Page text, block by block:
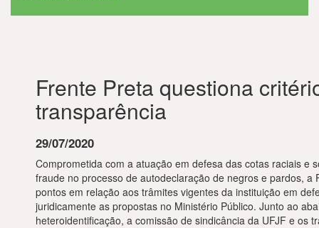
Frente Preta questiona
transparência
29/07/2020
Comprometida com a atuação em defesa das cotas raciais e
fraude no processo de autodeclaração de negros e pardos,
pontos em relação aos trâmites vigentes da instituição em
juridicamente as propostas no Ministério Público. Junto ao
heteroidentificação, a comissão de sindicância da UFJF e os